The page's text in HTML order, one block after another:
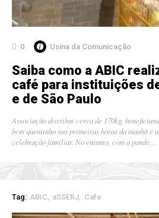
0 Usina da Comunicação
Saiba como a ABIC
café para instituições
e de São Paulo
Associação distribui cerca de 170kg,
bem quentinho nas primeiras horas da manhã é
celebração familiar. No entanto, com a pande…
Tag: ABIC aSSERJ Cafe